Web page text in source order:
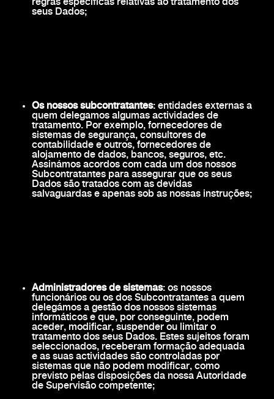
regras específicas relativas ao tratamento dos
seus Dados;
Os nossos subcontratantes: entidades externas a
quem delegamos algumas actividades de
tratamento. Por exemplo, fornecedores de
sistemas de segurança, consultores de
contabilidade e outros, fornecedores de
alojamento de dados, bancos, seguros, etc.
Assinámos acordos com cada um dos nossos
Subcontratantes para assegurar que os seus
Dados são tratados com as devidas
salvaguardas e apenas sob as nossas instruções;
Administradores de sistemas: os nossos
funcionários ou os dos Subcontratantes a quem
delegámos a gestão dos nossos sistemas
informáticos e que, por conseguinte, podem
aceder, modificar, suspender ou limitar o
tratamento dos seus Dados. Estes sujeitos foram
seleccionados, receberam formação adequada
e as suas actividades são controladas por
sistemas que não podem modificar, como
previsto pelas disposições da nossa Autoridade
de Supervisão competente;